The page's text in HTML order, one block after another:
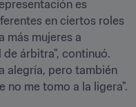
es
en ciertos roles
más mujeres a
árbitra", continuó.
alegría, pero también
no me tomo a la ligera".